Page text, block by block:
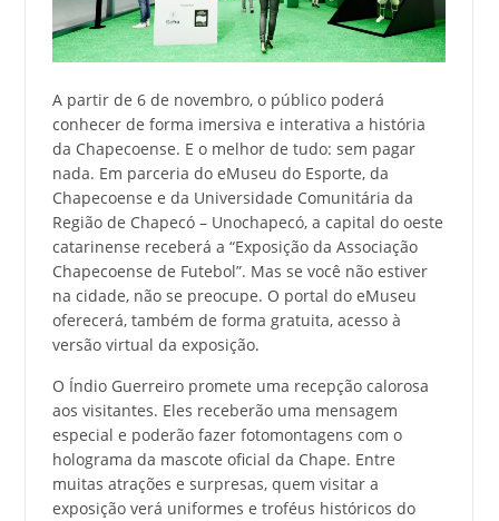
A partir de 6 de novembro, o público poderá
conhecer de forma imersiva e interativa a história
da Chapecoense. E o melhor de tudo: sem pagar
nada. Em parceria do eMuseu do Esporte, da
Chapecoense e da Universidade Comunitária da
Região de Chapecó – Unochapecó, a capital do oeste
catarinense receberá a “Exposição da Associação
Chapecoense de Futebol”. Mas se você não estiver
na cidade, não se preocupe. O portal do eMuseu
oferecerá, também de forma gratuita, acesso à
versão virtual da exposição.
O Índio Guerreiro promete uma recepção calorosa
aos visitantes. Eles receberão uma mensagem
especial e poderão fazer fotomontagens com o
holograma da mascote oficial da Chape. Entre
muitas atrações e surpresas, quem visitar a
exposição verá uniformes e troféus históricos do